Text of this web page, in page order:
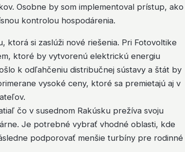
Osobne by som implementoval prístup, ako
kontrolou hospodárenia.
ktorá si zaslúži nové riešenia. Pri Fotovoltike
ktoré by vytvorenú elektrickú energiu
k odľahčeniu distribučnej sústavy a štát by
vysoké ceny, ktoré sa premietajú aj v
čo v susednom Rakúsku prežíva svoju
Je potrebné vybrať vhodné oblasti, kde
podporovať menšie turbíny pre rodinné